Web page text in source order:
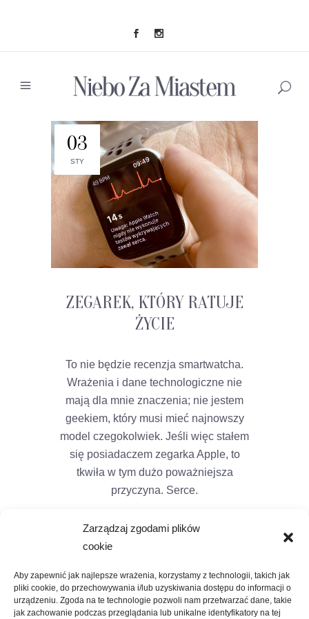
Zarządzaj zgodami plików
cookie
Aby zapewnić jak najlepsze wrażenia, korzystamy z technologii, takich jak
pliki cookie, do przechowywania i/lub uzyskiwania dostępu do informacji o
urządzeniu. Zgoda na te technologie pozwoli nam przetwarzać dane, takie
jak zachowanie podczas przeglądania lub unikalne identyfikatory na tej
03
STY
ZEGAREK, KTÓRY RATUJE
ŻYCIE
To nie będzie recenzja smartwatcha.
Wrażenia i dane technologiczne nie
mają dla mnie znaczenia; nie jestem
geekiem, który musi mieć najnowszy
model czegokolwiek. Jeśli więc stałem
się posiadaczem zegarka Apple, to
tkwiła w tym dużo poważniejsza
przyczyna. Serce.